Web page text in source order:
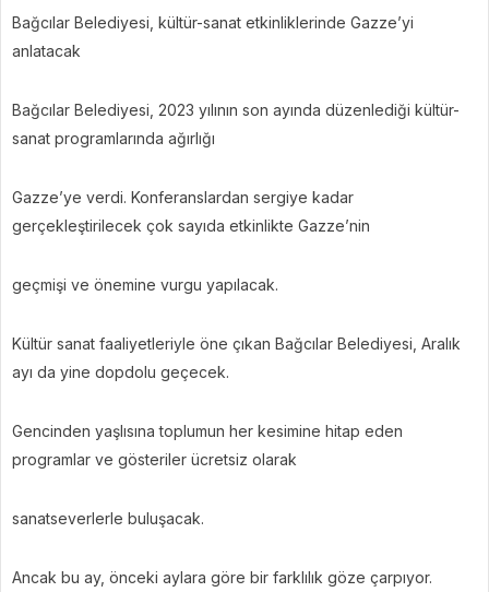
Bağcılar Belediyesi, kültür-sanat etkinliklerinde Gazze’yi
anlatacak
Bağcılar Belediyesi, 2023 yılının son ayında düzenlediği kültür-
sanat programlarında ağırlığı
Gazze’ye verdi. Konferanslardan sergiye kadar
gerçekleştirilecek çok sayıda etkinlikte Gazze’nin
geçmişi ve önemine vurgu yapılacak.
Kültür sanat faaliyetleriyle öne çıkan Bağcılar Belediyesi, Aralık
ayı da yine dopdolu geçecek.
Gencinden yaşlısına toplumun her kesimine hitap eden
programlar ve gösteriler ücretsiz olarak
sanatseverlerle buluşacak.
Ancak bu ay, önceki aylara göre bir farklılık göze çarpıyor.